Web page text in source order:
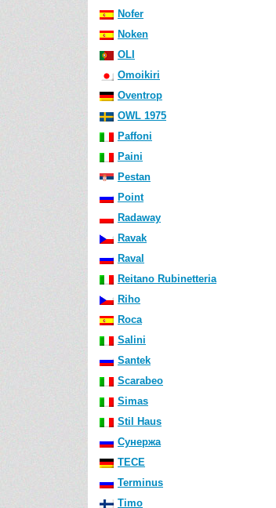
Nofer
Noken
OLI
Omoikiri
Oventrop
OWL 1975
Paffoni
Paini
Pestan
Point
Radaway
Ravak
Raval
Reitano Rubinetteria
Riho
Roca
Salini
Santek
Scarabeo
Simas
Stil Haus
Сунержа
TECE
Terminus
Timo